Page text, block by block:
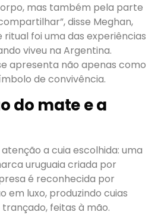
mas também pela parte
disse Meghan,
ritual foi uma das experiências
viveu na Argentina.
apresenta não apenas como
de convivência.
do mate e a
a cuia escolhida: uma
uruguaia criada por
é reconhecida por
em luxo, produzindo cuias
feitas à mão.